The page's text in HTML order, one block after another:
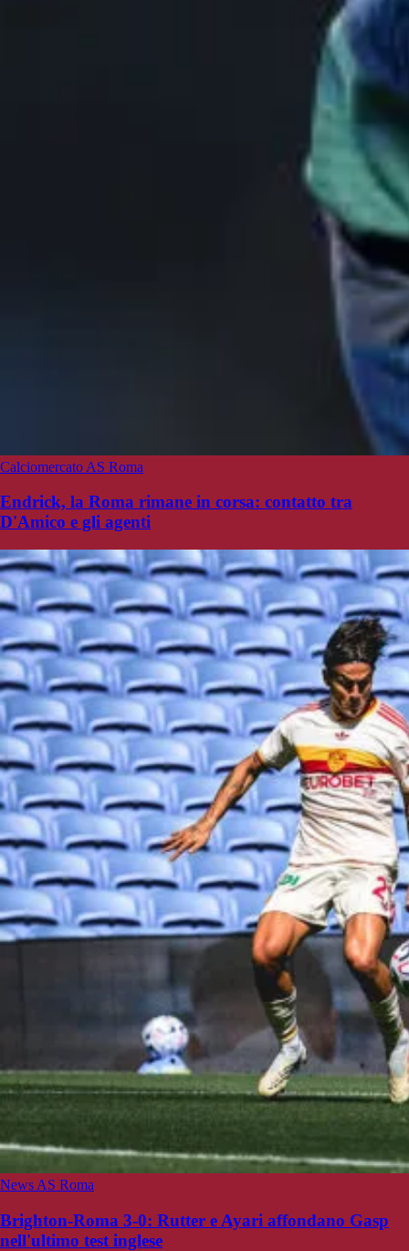
Calciomercato AS Roma
Endrick, la Roma rimane in corsa: contatto tra
D'Amico e gli agenti
News AS Roma
Brighton-Roma 3-0: Rutter e Ayari affondano Gasp
nell'ultimo test inglese